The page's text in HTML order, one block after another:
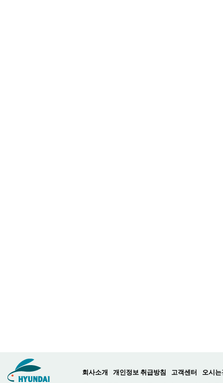
회사소개 개인정보 취급방침 고객센터
오시는